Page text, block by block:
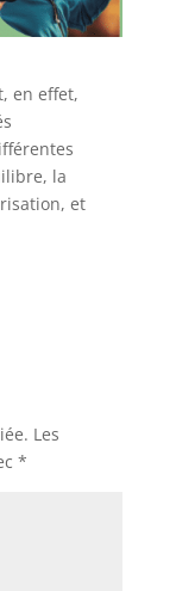
en effet,
la
et
Les
*